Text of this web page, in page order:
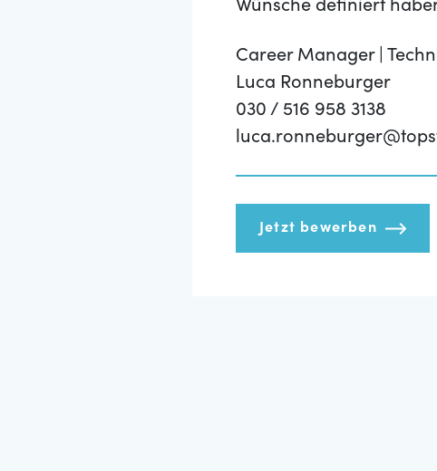
Wünsche definiert
Career Manager |
Luca Ronneburger
030 / 516 958 3138
Jetzt bewerben